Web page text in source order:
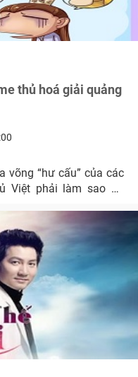
thủ hoá giải quảng
võng “hư cấu” của các
Việt phải làm sao để